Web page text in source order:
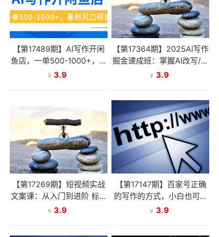
【第17489期】AI写作开闲
鱼店，一单500-1000+，暴
利风口项目，永不失业副业
¥ 3.9
【第17364期】2025AI写作
掘金速成班：掌握AI改写/仿
写等核心技能，实现单篇文
¥ 3.9
【第17269期】短视频实战
文案课：从入门到进阶 标题
创作+脚本撰写+文案优化三
¥ 3.9
【第17147期】百家号正确
的写作的方式，小白也可以
轻松写出原创文章，新手也
¥ 3.9